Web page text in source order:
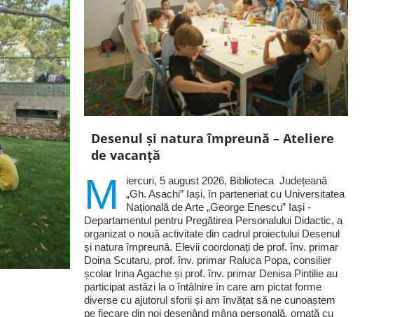
Desenul și natura împreună – Ateliere
de vacanță
M
iercuri, 5 august 2026, Biblioteca Județeană
„Gh. Asachi” Iași, în parteneriat cu Universitatea
Națională de Arte „George Enescu” Iași -
Departamentul pentru Pregătirea Personalului Didactic, a
organizat o nouă activitate din cadrul proiectului Desenul
și natura împreună. Elevii coordonați de prof. înv. primar
Doina Scutaru, prof. înv. primar Raluca Popa, consilier
școlar Irina Agache și prof. înv. primar Denisa Pintilie au
participat astăzi la o întâlnire în care am pictat forme
diverse cu ajutorul sforii și am învățat să ne cunoaștem
pe fiecare din noi desenând mâna personală, ornată cu